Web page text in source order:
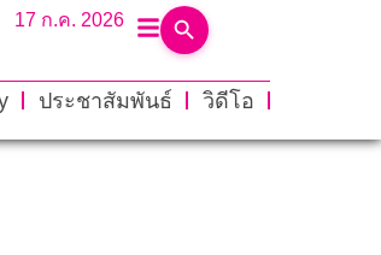
17 ก.ค. 2026
ประชาสัมพันธ์
วิดีโอ